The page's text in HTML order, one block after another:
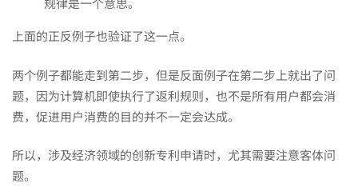
上面的正反例子也验证了这一点。
两个例子都能走到第二步，但是反面例子在第二步上就出了问
题，因为计算机即使执行了返利规则，也不是所有用户都会消
费，促进用户消费的目的并不一定会达成。
所以，涉及经济领域的创新专利申请时，尤其需要注意客体问
题。